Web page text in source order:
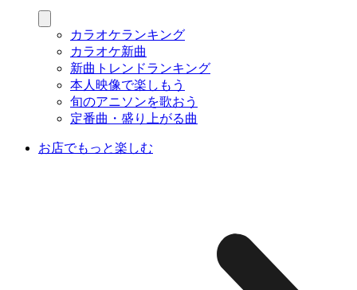
カラオケランキング
カラオケ新曲
新曲トレンドランキング
本人映像で楽しもう
旬のアニソンを歌おう
定番曲・盛り上がる曲
お店でもっと楽しむ